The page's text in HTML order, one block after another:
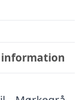
information